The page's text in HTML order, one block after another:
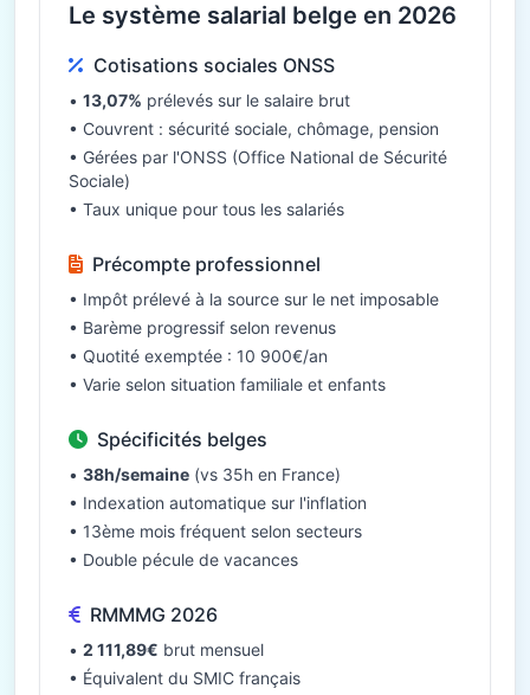
Le système salarial belge en 2026
Cotisations sociales ONSS
• 13,07% prélevés sur le salaire brut
• Couvrent : sécurité sociale, chômage, pension
• Gérées par l'ONSS (Office National de Sécurité
Sociale)
• Taux unique pour tous les salariés
Précompte professionnel
• Impôt prélevé à la source sur le net imposable
• Barème progressif selon revenus
• Quotité exemptée : 10 900€/an
• Varie selon situation familiale et enfants
Spécificités belges
• 38h/semaine (vs 35h en France)
• Indexation automatique sur l'inflation
• 13ème mois fréquent selon secteurs
• Double pécule de vacances
RMMMG 2026
• 2 111,89€ brut mensuel
• Équivalent du SMIC français